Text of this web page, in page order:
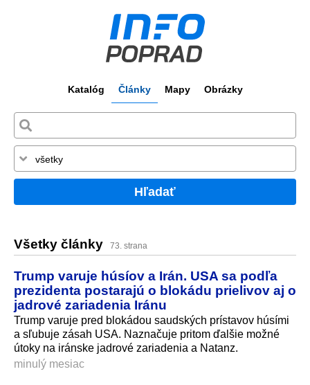
Katalóg Články Mapy Obrázky
Hľadať
Všetky články 73. strana
Trump varuje húsíov a Irán. USA sa podľa
prezidenta postarajú o blokádu prielivov aj o
jadrové zariadenia Iránu
Trump varuje pred blokádou saudských prístavov húsími
a sľubuje zásah USA. Naznačuje pritom ďalšie možné
útoky na iránske jadrové zariadenia a Natanz.
minulý mesiac